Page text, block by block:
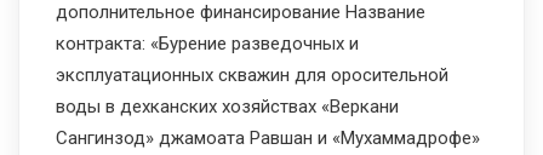
дополнительное финансирование Название
контракта: «Бурение разведочных и
эксплуатационных скважин для оросительной
воды в дехканских хозяйствах «Веркани
Сангинзод» джамоата Равшан и «Мухаммадрофе»